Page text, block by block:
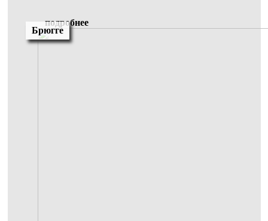
подробнее
Брюгге